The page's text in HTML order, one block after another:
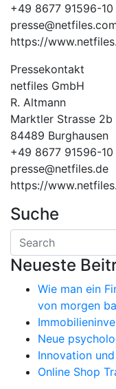
+49 8677 91596-10
https://
Pressekontakt
netfiles GmbH
R. Altmann
Marktler Strasse 2b
84489 Burghausen
+49 8677 91596-10
presse@netfiles.de
https://
Suche
Neueste
Wie man ein
von morgen
Neue
Innovation
Online Shop